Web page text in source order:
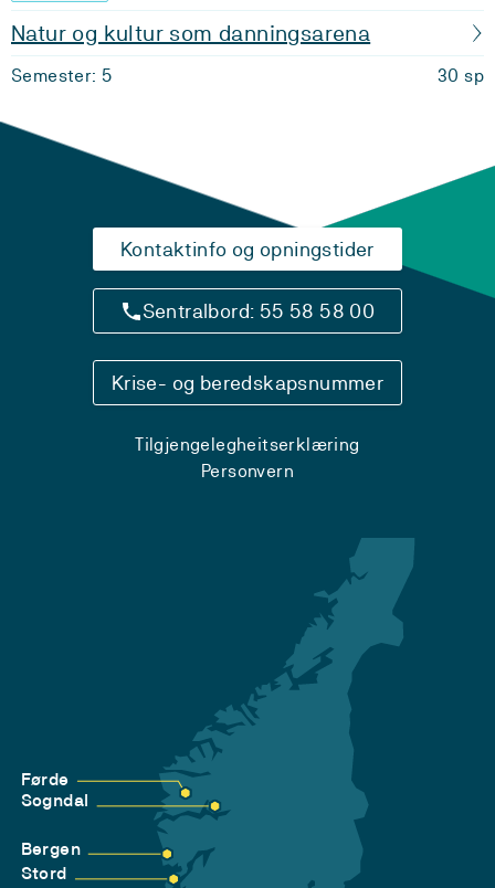
Natur og kultur som danningsarena
Semester: 5 30 sp
Kontaktinfo og opningstider
Sentralbord: 55 58 58 00
Krise- og beredskapsnummer
Tilgjengelegheitserklæring
Personvern
Førde
Sogndal
Bergen
Stord